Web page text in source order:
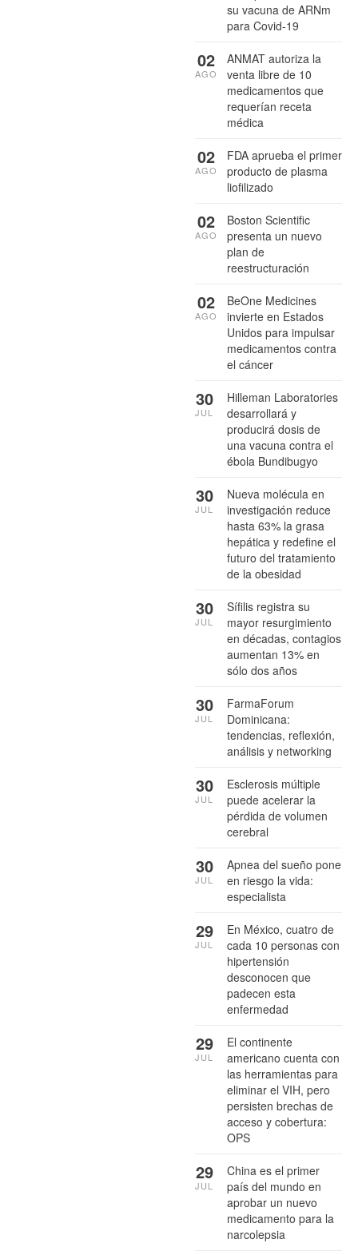
su vacuna de ARNm
para Covid-19
ANMAT autoriza la
venta libre de 10
medicamentos que
requerían receta
médica
02
AGO
FDA aprueba el primer
producto de plasma
liofilizado
02
AGO
Boston Scientific
presenta un nuevo
plan de
reestructuración
02
AGO
BeOne Medicines
invierte en Estados
Unidos para impulsar
medicamentos contra
el cáncer
02
AGO
Hilleman Laboratories
desarrollará y
producirá dosis de
una vacuna contra el
ébola Bundibugyo
30
JUL
Nueva molécula en
investigación reduce
hasta 63% la grasa
hepática y redefine el
futuro del tratamiento
de la obesidad
30
JUL
Sífilis registra su
mayor resurgimiento
en décadas, contagios
aumentan 13% en
sólo dos años
30
JUL
FarmaForum
Dominicana:
tendencias, reflexión,
análisis y networking
30
JUL
Esclerosis múltiple
puede acelerar la
pérdida de volumen
cerebral
30
JUL
Apnea del sueño pone
en riesgo la vida:
especialista
30
JUL
En México, cuatro de
cada 10 personas con
hipertensión
desconocen que
padecen esta
enfermedad
29
JUL
El continente
americano cuenta con
las herramientas para
eliminar el VIH, pero
persisten brechas de
acceso y cobertura:
OPS
29
JUL
China es el primer
país del mundo en
aprobar un nuevo
medicamento para la
narcolepsia
29
JUL